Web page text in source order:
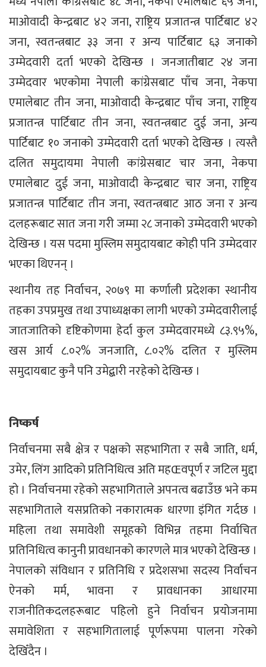
माओवादी केन्द्रबाट ४२ जना, राष्ट्रिय प्रजातन्त्र पार्टिबाट ४२
जना, स्वतन्त्रबाट ३३ जना र अन्य पार्टिबाट ६३ जनाको
उम्मेदवारी दर्ता भएको देखिन्छ । जनजातीबाट २४ जना
उम्मेदवार भएकोमा नेपाली कांग्रेसबाट पाँच जना, नेकपा
एमालेबाट तीन जना, माओवादी केन्द्रबाट पाँच जना, राष्ट्रिय
प्रजातन्त्र पार्टिबाट तीन जना, स्वतन्त्रबाट दुई जना, अन्य
पार्टिबाट १० जनाको उम्मेदवारी दर्ता भएको देखिन्छ । त्यस्तै
दलित समुदायमा नेपाली कांग्रेसबाट चार जना, नेकपा
एमालेबाट दुई जना, माओवादी केन्द्रबाट चार जना, राष्ट्रिय
प्रजातन्त्र पार्टिबाट तीन जना, स्वतन्त्रबाट आठ जना र अन्य
दलहरूबाट सात जना गरी जम्मा २८ जनाको उम्मेदवारी भएको
देखिन्छ । यस पदमा मुस्लिम समुदायबाट कोही पनि उम्मेदवार
भएका थिएनन् ।
स्थानीय तह निर्वाचन, २०७९ मा कर्णाली प्रदेशका स्थानीय
तहका उपप्रमुख तथा उपाध्यक्षका लागी भएको उम्मेदवारीलाई
जातजातिको दृष्टिकोणमा हेर्दा कुल उम्मेदवारमध्ये ८३.९५%,
खस आर्य ८.०२% जनजाति, ८.०२% दलित र मुस्लिम
समुदायबाट कुनै पनि उमेद्बारी नरहेको देखिन्छ ।
निष्कर्ष
निर्वाचनमा सबै क्षेत्र र पक्षको सहभागिता र सबै जाति, धर्म,
उमेर, लिंग आदिको प्रतिनिधित्व अति महŒवपूर्ण र जटिल मुद्दा
हो । निर्वाचनमा रहेको सहभागिताले अपनत्व बढाउँछ भने कम
सहभागिताले यसप्रतिको नकारात्मक धारणा इंगित गर्दछ ।
महिला तथा समावेशी समूहको विभिन्न तहमा निर्वाचित
प्रतिनिधित्व कानुनी प्रावधानको कारणले मात्र भएको देखिन्छ ।
नेपालको संविधान र प्रतिनिधि र प्रदेशसभा सदस्य निर्वाचन
ऐनको मर्म, भावना र प्रावधानका आधारमा
राजनीतिकदलहरूबाट पहिलो हुने निर्वाचन प्रयोजनामा
समावेशिता र सहभागितालाई पूर्णरूपमा पालना गरेको
देखिँदैन ।